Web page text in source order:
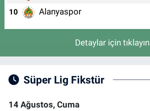
10 Alanyaspor
Detaylar için tıklayın
Süper Lig Fikstür
14 Ağustos, Cuma